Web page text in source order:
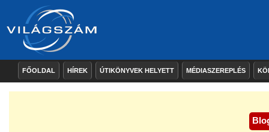
FŐOLDAL HÍREK ÚTIKÖNYVEK HELYETT MÉDIASZEREPLÉS